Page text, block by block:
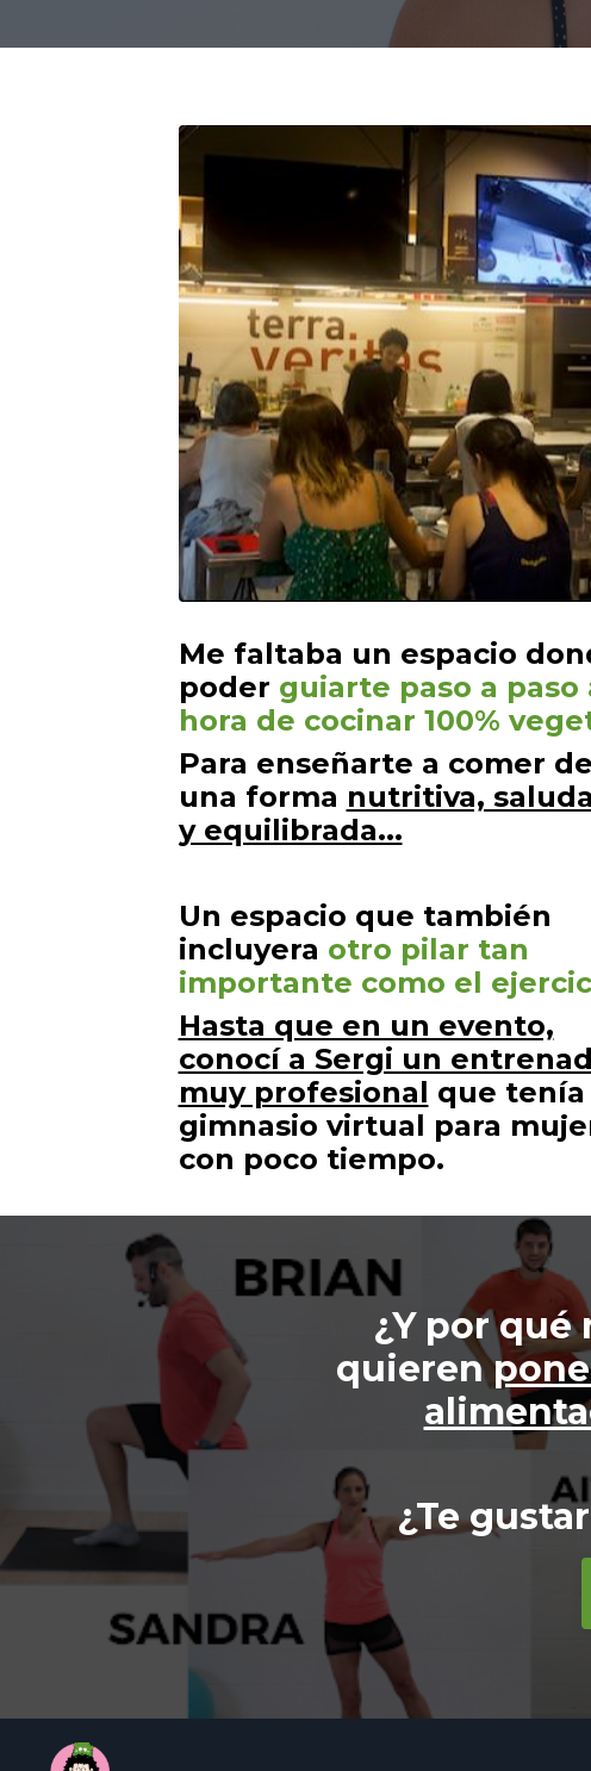
Me faltaba un espacio
poder guiarte paso a paso
hora de cocinar 100%
Para enseñarte a comer de
una forma nutritiva,
y equilibrada...
Un espacio que también
incluyera otro pilar tan
importante como el
Hasta que en un evento,
conocí a Sergi un
muy profesional que tenía
gimnasio virtual para
con poco tiempo.
¿Y por qué
quieren
¿Te